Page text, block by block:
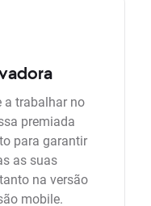
a trabalhar no
premiada
para garantir
as suas
na versão
mobile.